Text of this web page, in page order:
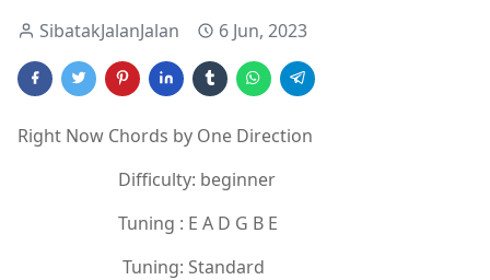
SibatakJalanJalan 6 Jun, 2023
Right Now Chords by One Direction
Difficulty: beginner
Tuning : E A D G B E
Tuning: Standard